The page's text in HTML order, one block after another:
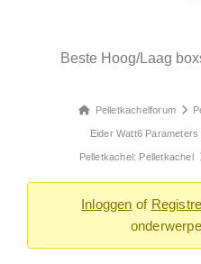
Beste Hoog/Laag
Pelletkachelforum
Eider Watt6 Parameters
Pelletkachel: Pelletkachel
Inloggen of